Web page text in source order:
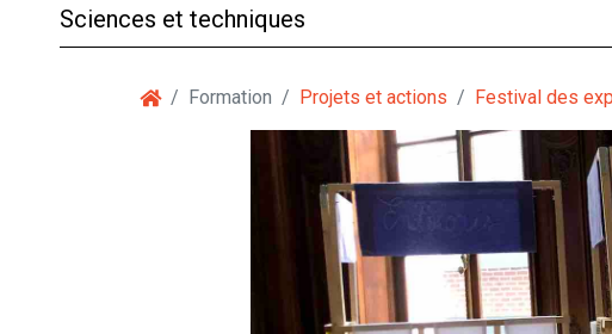
Sciences et techniques
Formation Projets et actions Festival des